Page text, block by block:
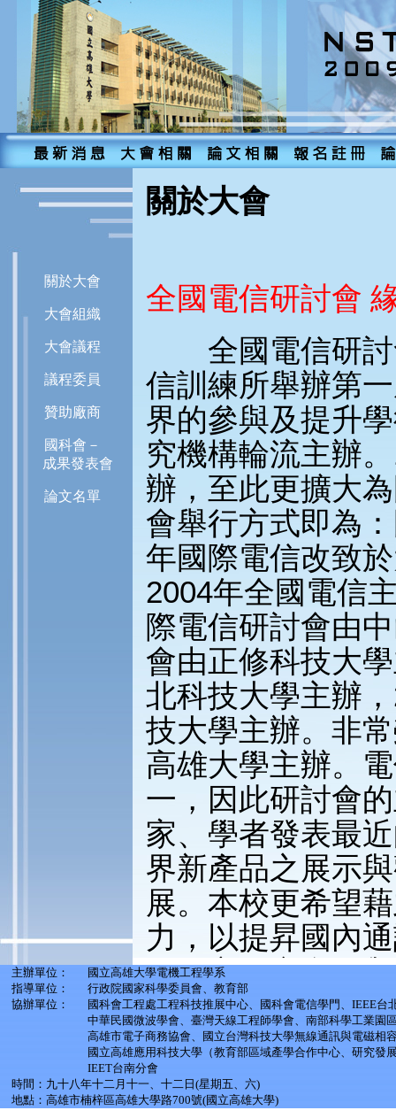
主辦單位：
國立高雄大學電機工程學系
指導單位：
行政院國家科學委員會、教育部
協辦單位：
國科會工程處工程科技推展中心、國科會電信學門、IEEE
中華民國微波學會、臺灣天線工程師學會、南部科學工業園
高雄市電子商務協會、國立台灣科技大學無線通訊與電磁相
國立高雄應用科技大學（教育部區域產學合作中心、研究
IEET台南分會
時間：九十八年十二月十一、十二日(星期五、六)
地點：高雄市楠梓區高雄大學路700號(國立高雄大學)